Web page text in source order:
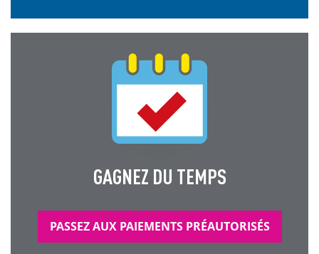
GAGNEZ DU TEMPS
PASSEZ AUX PAIEMENTS PRÉAUTORISÉS